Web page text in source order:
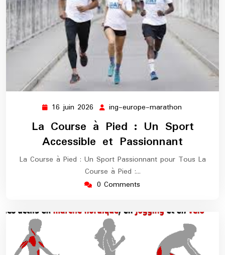
16 juin 2026 16
juin
2026
ing-europe-marathon
europe-
marathon
La Course à Pied : Un Sport
Accessible et Passionnant
La Course à Pied : Un Sport Passionnant pour Tous La
Course à Pied :…
0 Comments